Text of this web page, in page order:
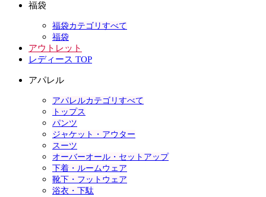
福袋
福袋カテゴリすべて
福袋
アウトレット
レディース TOP
アパレル
アパレルカテゴリすべて
トップス
パンツ
ジャケット・アウター
スーツ
オーバーオール・セットアップ
下着・ルームウェア
靴下・フットウェア
浴衣・下駄